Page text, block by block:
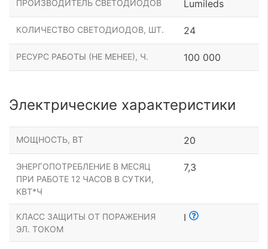
ПРОИЗВОДИТЕЛЬ СВЕТОДИОДОВ Lumileds
КОЛИЧЕСТВО СВЕТОДИОДОВ, ШТ. 24
РЕСУРС РАБОТЫ (НЕ МЕНЕЕ), Ч. 100 000
Электрические характеристики
МОЩНОСТЬ, ВТ 20
ЭНЕРГОПОТРЕБЛЕНИЕ В МЕСЯЦ
ПРИ РАБОТЕ 12 ЧАСОВ В СУТКИ,
КВТ*Ч
7,3
КЛАСС ЗАЩИТЫ ОТ ПОРАЖЕНИЯ
ЭЛ. ТОКОМ
I